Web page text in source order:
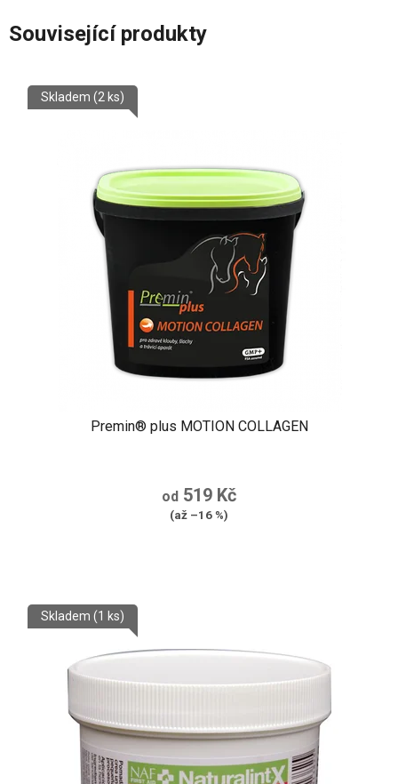
Související produkty
Premin® plus MOTION COLLAGEN
Skladem (2 ks)
od 519 Kč
(až –16 %)
Skladem (1 ks)